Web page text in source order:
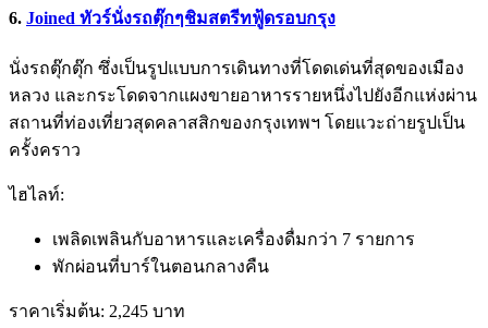
6. Joined ทัวร์นั่งรถตุ๊กๆชิมสตรีทฟู้ดรอบกรุง
นั่งรถตุ๊กตุ๊ก ซึ่งเป็นรูปแบบการเดินทางที่โดดเด่นที่สุดของเมือง
หลวง และกระโดดจากแผงขายอาหารรายหนึ่งไปยังอีกแห่งผ่าน
สถานที่ท่องเที่ยวสุดคลาสสิกของกรุงเทพฯ โดยแวะถ่ายรูปเป็น
ครั้งคราว
ไฮไลท์:
เพลิดเพลินกับอาหารและเครื่องดื่มกว่า 7 รายการ
พักผ่อนที่บาร์ในตอนกลางคืน
ราคาเริ่มต้น: 2,245 บาท